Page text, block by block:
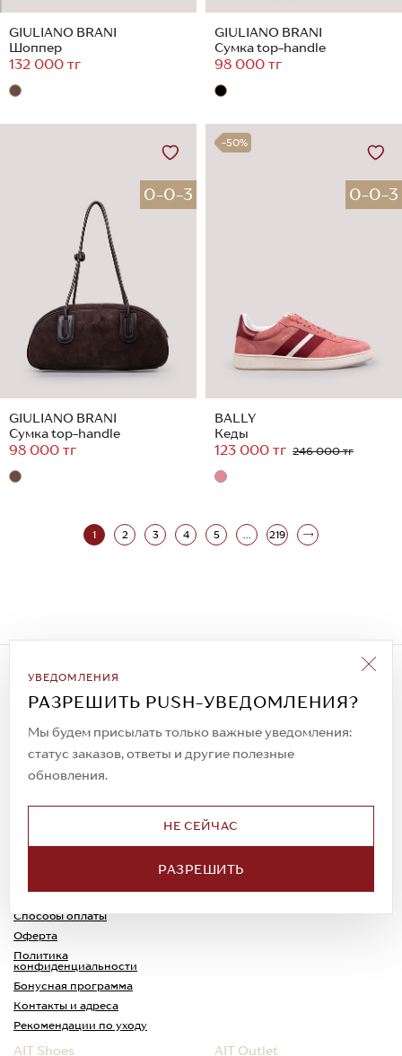
GIULIANO BRANI
Шоппер
132 000 тг
GIULIANO BRANI
Сумка top-handle
98 000 тг
0-0-3
GIULIANO BRANI
Сумка top-handle
98 000 тг
-50%
0-0-3
BALLY
Кеды
123 000 тг 246 000 тг
1 2 3 4 5 ... 219
УВЕДОМЛЕНИЯ
РАЗРЕШИТЬ PUSH-УВЕДОМЛЕНИЯ?
Мы будем присылать только важные уведомления:
статус заказов, ответы и другие полезные
обновления.
НЕ СЕЙЧАС
РАЗРЕШИТЬ
Подписаться на рассылку
Всегда будьте в курсе новых акций и
спецпредложений!
© 2023. AIT Shoes
Все права защищены
Доставка
Способы оплаты
Оферта
Политика
конфиденциальности
Обмен и возврат
Каспи-Ред
Бонусная программа
Контакты и адреса
Рекомендации по уходу
AIT Shoes AIT Outlet